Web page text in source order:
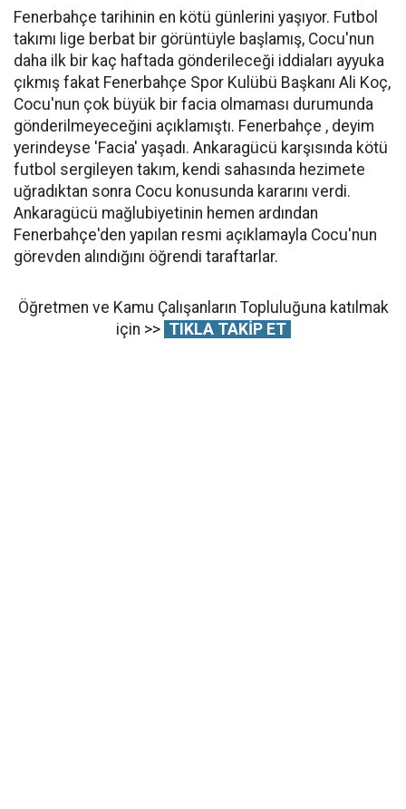
Fenerbahçe tarihinin en kötü günlerini yaşıyor. Futbol
takımı lige berbat bir görüntüyle başlamış, Cocu'nun
daha ilk bir kaç haftada gönderileceği iddiaları ayyuka
çıkmış fakat Fenerbahçe Spor Kulübü Başkanı Ali Koç,
Cocu'nun çok büyük bir facia olmaması durumunda
gönderilmeyeceğini açıklamıştı. Fenerbahçe , deyim
yerindeyse 'Facia' yaşadı. Ankaragücü karşısında kötü
futbol sergileyen takım, kendi sahasında hezimete
uğradıktan sonra Cocu konusunda kararını verdi.
Ankaragücü mağlubiyetinin hemen ardından
Fenerbahçe'den yapılan resmi açıklamayla Cocu'nun
görevden alındığını öğrendi taraftarlar.
Öğretmen ve Kamu Çalışanların Topluluğuna katılmak
için >> TIKLA TAKİP ET